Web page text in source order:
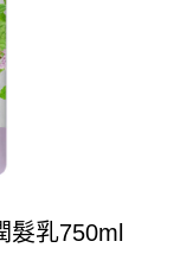
髮乳750ml